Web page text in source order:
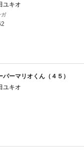
ユキオ
ガ
パーマリオくん（４５）
ユキオ